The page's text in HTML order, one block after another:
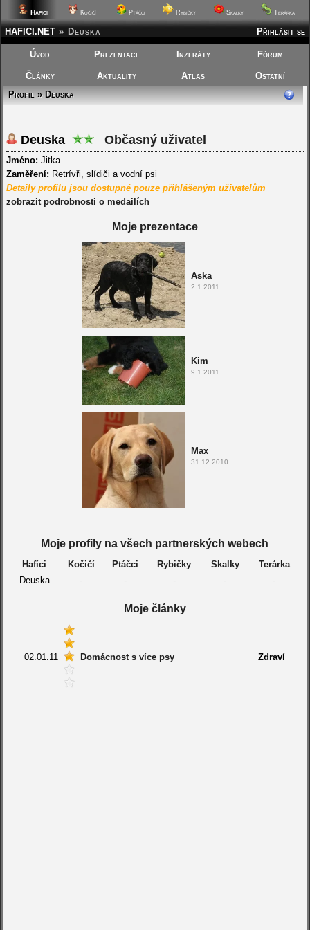
Hafíci Kočičí Ptáčci Rybičky Skalky Terárka
Přihlásit se
HAFICI.NET » Deuska
Úvod Prezentace Inzeráty Fórum
Články Aktuality Atlas
Ostatní
Profil » Deuska
Deuska Občasný uživatel
Jméno: Jitka
Zaměření: Retrívři, slídiči a vodní psi
Detaily profilu jsou dostupné pouze přihlášeným uživatelům
zobrazit podrobnosti o medailích
Moje prezentace
Aska
2.1.2011
Kim
9.1.2011
Max
31.12.2010
Moje profily na všech partnerských webech
Hafíci Kočičí Ptáčci Rybičky Skalky
Terárka
Deuska
- - - - -
Moje články
02.01.11 Domácnost s více psy Zdraví